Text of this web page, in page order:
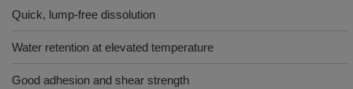
Quick, lump-free dissolution
Water retention at elevated temperature
Good adhesion and shear strength